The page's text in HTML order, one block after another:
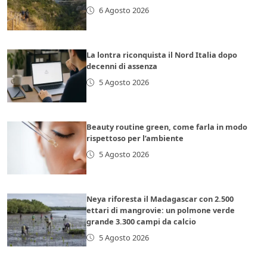
6 Agosto 2026
La lontra riconquista il Nord Italia dopo
decenni di assenza
5 Agosto 2026
Beauty routine green, come farla in modo
rispettoso per l’ambiente
5 Agosto 2026
Neya riforesta il Madagascar con 2.500
ettari di mangrovie: un polmone verde
grande 3.300 campi da calcio
5 Agosto 2026